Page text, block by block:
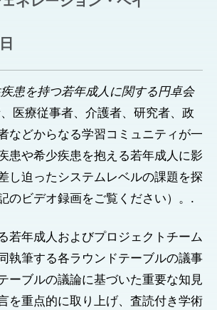
患を持つ若年成人に関する円卓会
医療従事者、介護者、研究者、政
などからなる学習コミュニティが一
患や希少疾患を抱える若年成人に影
し迫ったシステムレベルの課題を探
のビデオ録画をご覧ください）。.
若年成人およびプロジェクトチーム
執筆する各ラウンドテーブルの議事
ーブルの議論に基づいた重要な知見
を重点的に取り上げ、査読付き学術